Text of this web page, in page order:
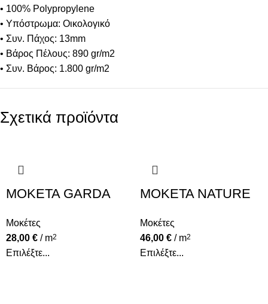
• 100% Polypropylene
• Υπόστρωμα: Οικολογικό
• Συν. Πάχος: 13mm
• Βάρος Πέλους: 890 gr/m2
• Συν. Βάρος: 1.800 gr/m2
Σχετικά προϊόντα
MOKETA GARDA
Μοκέτες
28,00 € / m2
Επιλέξτε...
MOKETA NATURE
Μοκέτες
46,00 € / m2
Επιλέξτε...